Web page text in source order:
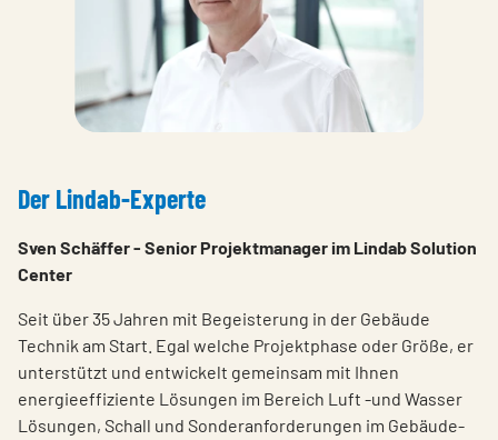
Der Lindab-Experte
Sven Schäffer - Senior Projektmanager im Lindab Solution
Center
Seit über 35 Jahren mit Begeisterung in der Gebäude
Technik am Start. Egal welche Projektphase oder Größe, er
unterstützt und entwickelt gemeinsam mit Ihnen
energieeffiziente Lösungen im Bereich Luft -und Wasser
Lösungen, Schall und Sonderanforderungen im Gebäude-